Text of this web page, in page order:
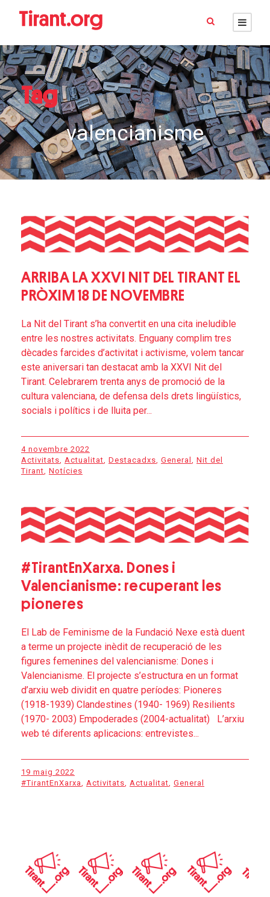
Tag
valencianisme
ARRIBA LA XXVI NIT DEL TIRANT EL
PRÒXIM 18 DE NOVEMBRE
La Nit del Tirant s’ha convertit en una cita ineludible
entre les nostres activitats. Enguany complim tres
dècades farcides d’activitat i activisme, volem tancar
este aniversari tan destacat amb la XXVI Nit del
Tirant. Celebrarem trenta anys de promoció de la
cultura valenciana, de defensa dels drets lingüístics,
socials i polítics i de lluita per...
4 novembre 2022
Activitats
Actualitat Destacadxs General
Nit del
Tirant Notícies
#TirantEnXarxa. Dones i
Valencianisme: recuperant les
pioneres
El Lab de Feminisme de la Fundació Nexe està duent
a terme un projecte inèdit de recuperació de les
figures femenines del valencianisme: Dones i
Valencianisme. El projecte s’estructura en un format
d’arxiu web dividit en quatre períodes: Pioneres
(1918-1939) Clandestines (1940- 1969) Resilients
(1970- 2003) Empoderades (2004-actualitat) L’arxiu
web té diferents aplicacions: entrevistes...
19 maig 2022
#TirantEnXarxa, Activitats, Actualitat, General